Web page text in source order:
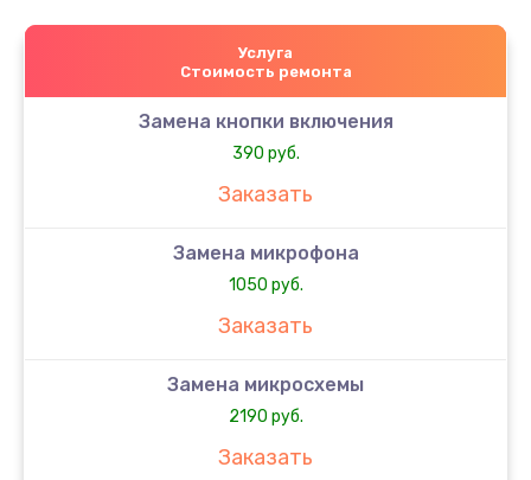
Услуга
Стоимость ремонта
Замена кнопки включения
390 руб.
Заказать
Замена микрофона
1050 руб.
Заказать
Замена микросхемы
2190 руб.
Заказать